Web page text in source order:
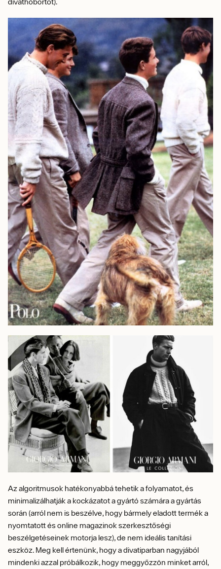
Az algoritmusok hatékonyabbá tehetik a folyamatot, és
minimalizálhatják a kockázatot a gyártó számára a gyártás
során (arról nem is beszélve, hogy bármely eladott termék a
nyomtatott és online magazinok szerkesztőségi
beszélgetéseinek motorja lesz), de nem ideális tanítási
eszköz. Meg kell értenünk, hogy a divatiparban nagyjából
mindenki azzal próbálkozik, hogy meggyőzzön minket arról,